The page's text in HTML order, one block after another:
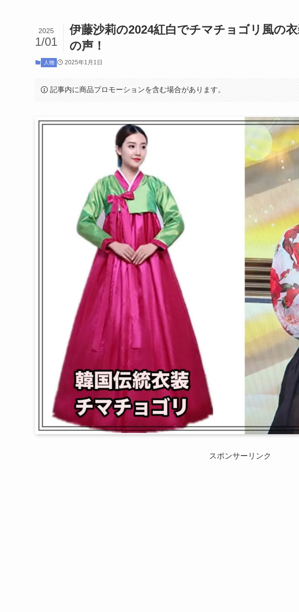
伊藤沙莉の2024紅白でチマチョゴリ風の
の声！
2025
1/01
人物 2025年1月1日
記事内に商品プロモーションを含む場合があります。
スポンサーリンク